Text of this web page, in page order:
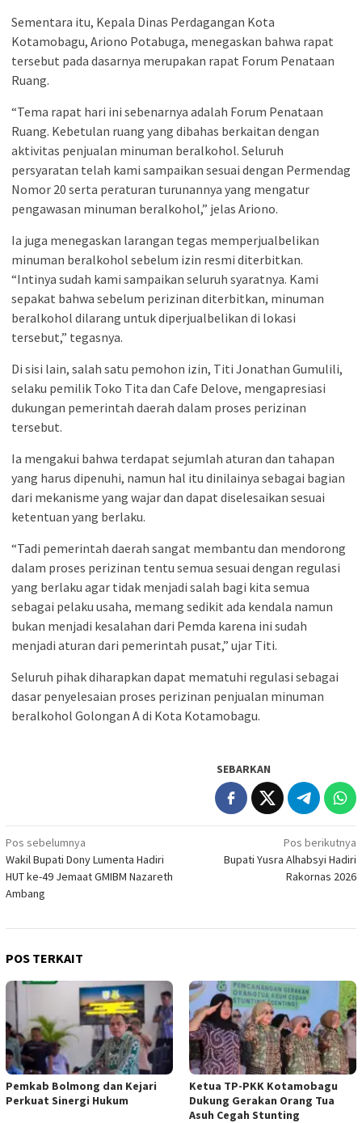
Sementara itu, Kepala Dinas Perdagangan Kota
Kotamobagu, Ariono Potabuga, menegaskan bahwa rapat
tersebut pada dasarnya merupakan rapat Forum Penataan
Ruang.
“Tema rapat hari ini sebenarnya adalah Forum Penataan
Ruang. Kebetulan ruang yang dibahas berkaitan dengan
aktivitas penjualan minuman beralkohol. Seluruh
persyaratan telah kami sampaikan sesuai dengan Permendag
Nomor 20 serta peraturan turunannya yang mengatur
pengawasan minuman beralkohol,” jelas Ariono.
Ia juga menegaskan larangan tegas memperjualbelikan
minuman beralkohol sebelum izin resmi diterbitkan.
“Intinya sudah kami sampaikan seluruh syaratnya. Kami
sepakat bahwa sebelum perizinan diterbitkan, minuman
beralkohol dilarang untuk diperjualbelikan di lokasi
tersebut,” tegasnya.
Di sisi lain, salah satu pemohon izin, Titi Jonathan Gumulili,
selaku pemilik Toko Tita dan Cafe Delove, mengapresiasi
dukungan pemerintah daerah dalam proses perizinan
tersebut.
Ia mengakui bahwa terdapat sejumlah aturan dan tahapan
yang harus dipenuhi, namun hal itu dinilainya sebagai bagian
dari mekanisme yang wajar dan dapat diselesaikan sesuai
ketentuan yang berlaku.
“Tadi pemerintah daerah sangat membantu dan mendorong
dalam proses perizinan tentu semua sesuai dengan regulasi
yang berlaku agar tidak menjadi salah bagi kita semua
sebagai pelaku usaha, memang sedikit ada kendala namun
bukan menjadi kesalahan dari Pemda karena ini sudah
menjadi aturan dari pemerintah pusat,” ujar Titi.
Seluruh pihak diharapkan dapat mematuhi regulasi sebagai
dasar penyelesaian proses perizinan penjualan minuman
beralkohol Golongan A di Kota Kotamobagu.
SEBARKAN
Navigasi
pos
Pos sebelumnya
Wakil Bupati Dony Lumenta Hadiri
HUT ke-49 Jemaat GMIBM Nazareth
Ambang
Pos berikutnya
Bupati Yusra Alhabsyi Hadiri
Rakornas 2026
POS TERKAIT
Pemkab Bolmong dan Kejari
Perkuat Sinergi Hukum
Ketua TP-PKK Kotamobagu
Dukung Gerakan Orang Tua
Asuh Cegah Stunting